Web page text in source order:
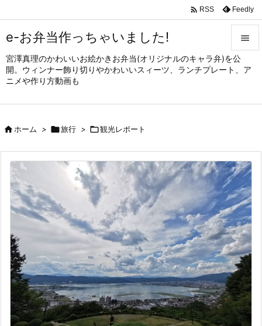
e-お弁当作っちゃいました!
宮澤真理のかわいいお絵かきお弁当(オリジナルのキャラ弁)を公
開。ウィンナー飾り切りやかわいいスィーツ、ランチプレート、ア
ニメや作り方動画も


メニュ
サイド

次へ

検索
 RSS Feedly
ホーム > 旅行 > 観光レポート